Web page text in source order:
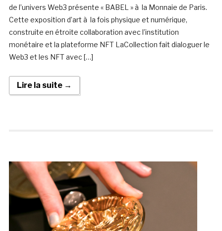
de l’univers Web3 présente « BABEL » à la Monnaie de Paris.
Cette exposition d’art à la fois physique et numérique,
construite en étroite collaboration avec l’institution
monétaire et la plateforme NFT LaCollection fait dialoguer le
Web3 et les NFT avec […]
Lire la suite →